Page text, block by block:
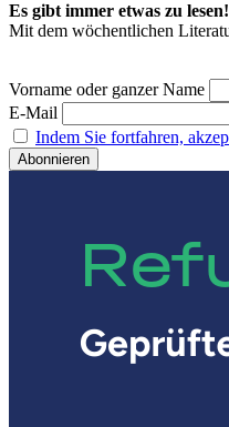
Es gibt immer etwas zu lesen!
Mit dem wöchentlichen
Vorname oder ganzer Name
E-Mail
Indem Sie fortfahren,